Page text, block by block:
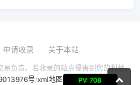
申请收录 关于本站
负责。若收录的站点侵害到您的利益，
号/xml地图 PV: 708